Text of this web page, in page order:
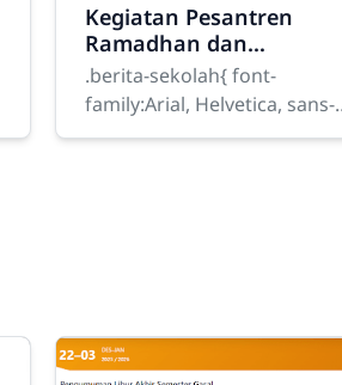
Kegiatan Pesantren
Ramadhan dan
Peringatan Nuzulul
Qur’an SMK Darussalam
Balapulang Tahun 1447 H
.berita-sekolah{ font-
family:Arial, Helvetica, sans-
serif; line-height:1.8; font-